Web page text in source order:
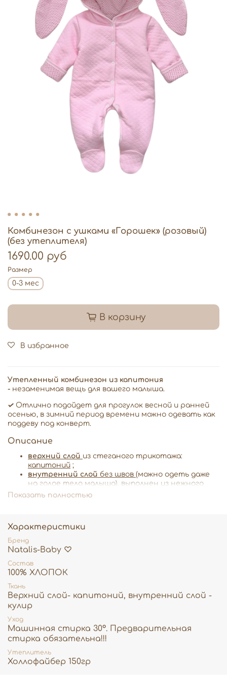
Комбинезон с ушками «Горошек» (розовый)
(без утеплителя)
1690.00 руб
Размер
0-3 мес
В корзину
В избранное
Утепленный комбинезон из капитония
- незаменимая вещь для вашего малыша.
✓ Отлично подойдет для прогулок весной и ранней
осенью, в зимний период времени можно одевать как
поддеву под конверт.
Описание
верхний слой из стеганого трикотажа:
капитоний ;
внутренний слой без швов (можно одеть даже
на голое тело малыша), выполнен из нежного
трикотажного хлопка 100%
отвороты на рукавах помогут сохранить
тепло ручек;
ножки малыша закрыты
Показать полностью
Характеристики
Бренд
Natalis-Baby ♡
Состав
100% ХЛОПОК
Ткань
Верхний слой- капитоний, внутренний слой -
кулир
Уход
Машинная стирка 30°. Предварительная
стирка обязательна!!!
Утеплитель
Холлофайбер 150гр